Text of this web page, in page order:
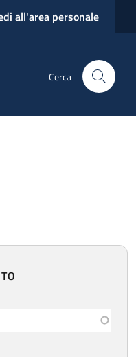
all'area personale
Cerca